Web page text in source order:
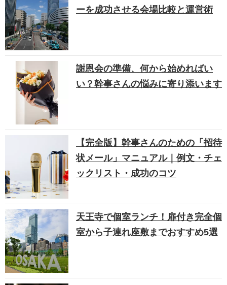
ーを成功させる会場比較と運営術
謝恩会の準備、何から始めればい
い？幹事さんの悩みに寄り添います
【完全版】幹事さんのための「招待
状メール」マニュアル｜例文・チェ
ックリスト・成功のコツ
天王寺で個室ランチ！扉付き完全個
室から子連れ座敷までおすすめ5選